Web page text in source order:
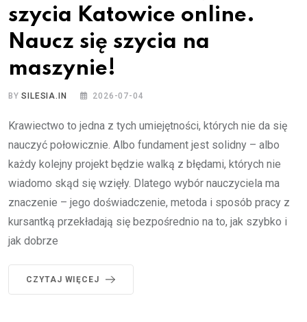
szycia Katowice online.
Naucz się szycia na
maszynie!
BYSILESIA.IN 2026-07-04
Krawiectwo to jedna z tych umiejętności, których nie da się
nauczyć połowicznie. Albo fundament jest solidny – albo
każdy kolejny projekt będzie walką z błędami, których nie
wiadomo skąd się wzięły. Dlatego wybór nauczyciela ma
znaczenie – jego doświadczenie, metoda i sposób pracy z
kursantką przekładają się bezpośrednio na to, jak szybko i
jak dobrze
CZYTAJ WIĘCEJ